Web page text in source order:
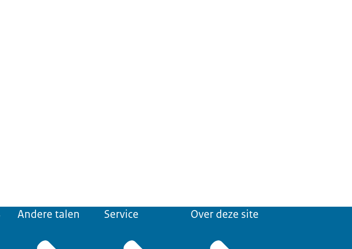
Andere talen Service Over deze site